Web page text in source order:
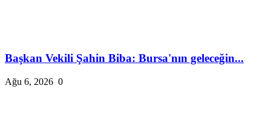
Başkan Vekili Şahin Biba: Bursa'nın geleceğin...
Ağu 6, 2026 0